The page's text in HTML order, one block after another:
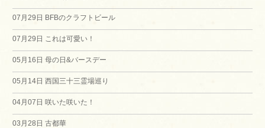
ー
シ
07月29日 BFBのクラフトビール
07月29日 これは可愛い！
05月16日 母の日&バースデー
05月14日 西国三十三霊場巡り
04月07日 咲いた咲いた！
03月28日 古都華